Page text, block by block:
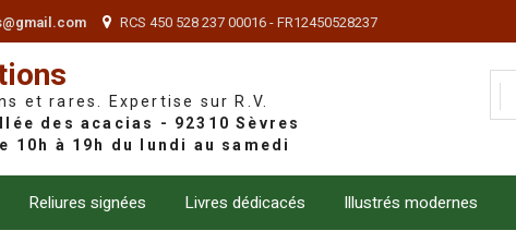
RCS 450 528 237 00016 - FR12450528237
et rares. Expertise sur R.V.
Reliures signées Livres dédicacés Illustrés modernes